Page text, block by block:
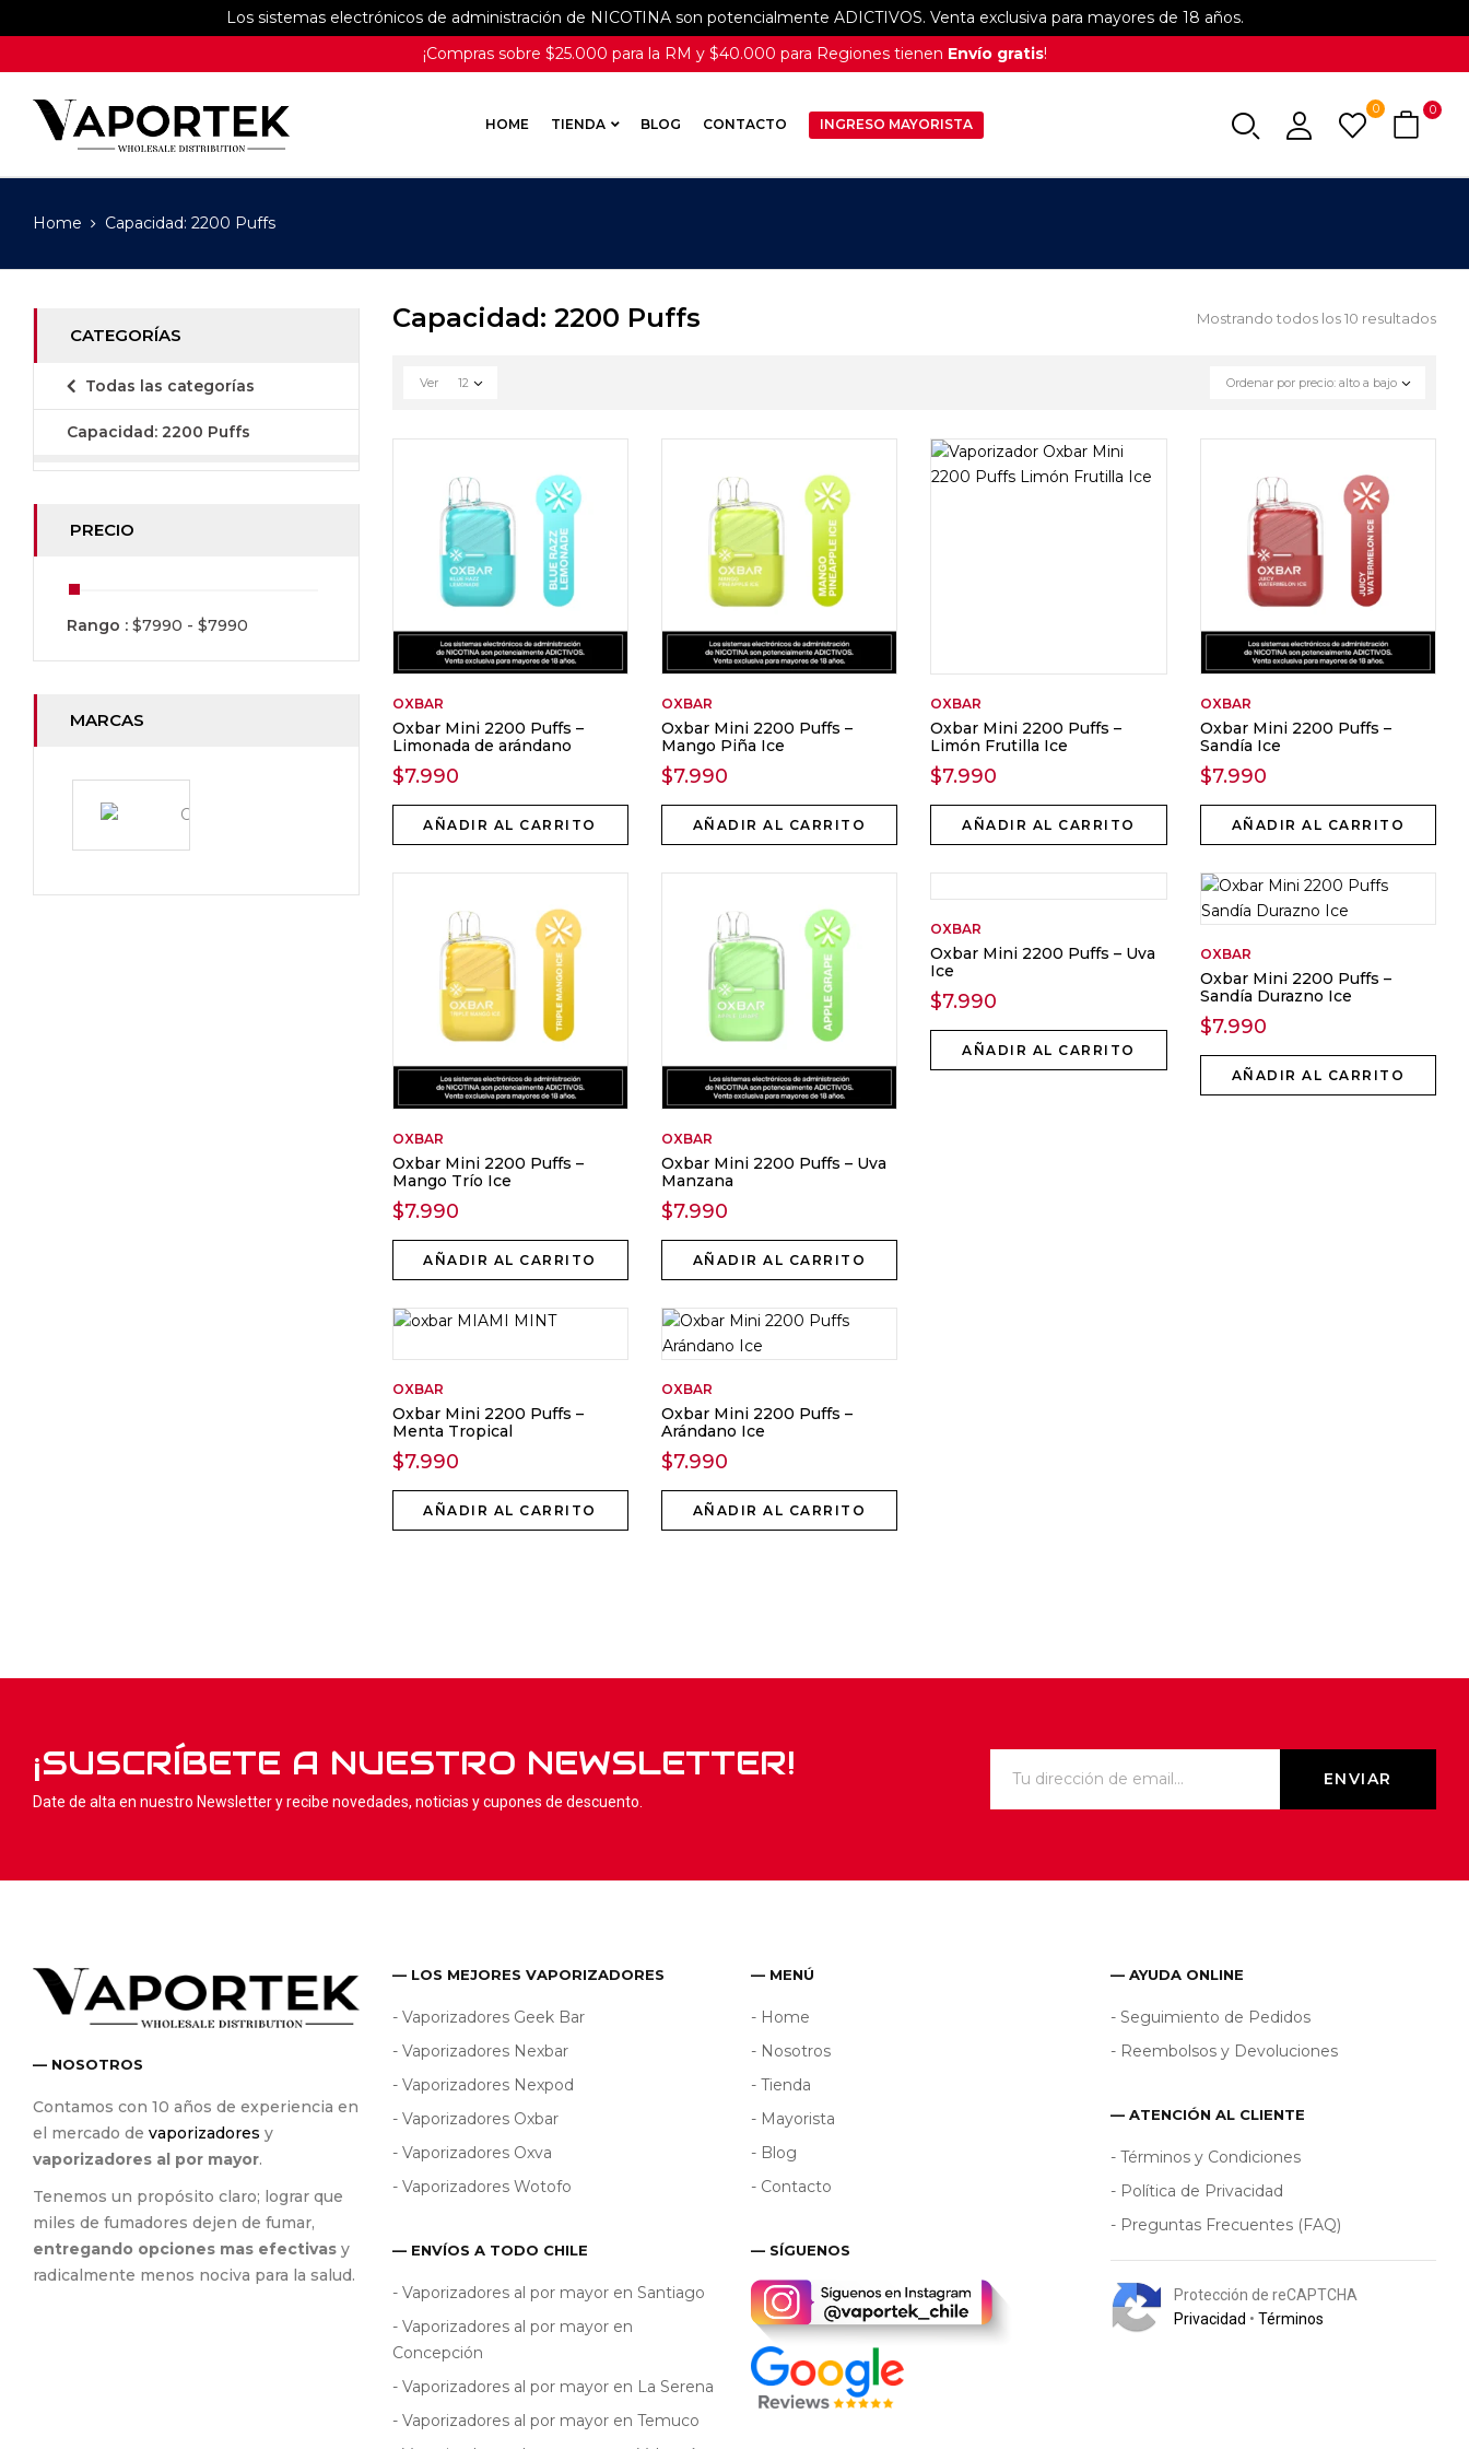
Los sistemas electrónicos de administración de NICOTINA son potencialmente ADICTIVOS. Venta exclusiva para mayores de 18 años.
¡Compras sobre $25.000 para la RM y $40.000 para Regiones tienen Envío gratis!
HOME TIENDA BLOG CONTACTO INGRESO MAYORISTA
0 0
Home Capacidad: 2200 Puffs
CATEGORÍAS
Todas las categorías
Capacidad: 2200 Puffs
PRECIO
Rango : $7990 - $7990
MARCAS
Capacidad: 2200 Puffs Mostrando todos los 10 resultados
Ordenar por precio: alto a bajo
Ver 12
OXBAR
Oxbar Mini 2200 Puffs –
Limonada de arándano
$7.990
AÑADIR AL CARRITO
OXBAR
Oxbar Mini 2200 Puffs –
Mango Piña Ice
$7.990
AÑADIR AL CARRITO
OXBAR
Oxbar Mini 2200 Puffs –
Limón Frutilla Ice
$7.990
AÑADIR AL CARRITO
OXBAR
Oxbar Mini 2200 Puffs –
Sandía Ice
$7.990
AÑADIR AL CARRITO
OXBAR
Oxbar Mini 2200 Puffs –
Mango Trío Ice
$7.990
AÑADIR AL CARRITO
OXBAR
Oxbar Mini 2200 Puffs – Uva
Manzana
$7.990
AÑADIR AL CARRITO
OXBAR
Oxbar Mini 2200 Puffs – Uva
Ice
$7.990
AÑADIR AL CARRITO
OXBAR
Oxbar Mini 2200 Puffs –
Sandía Durazno Ice
$7.990
AÑADIR AL CARRITO
OXBAR
Oxbar Mini 2200 Puffs –
Menta Tropical
$7.990
AÑADIR AL CARRITO
OXBAR
Oxbar Mini 2200 Puffs –
Arándano Ice
$7.990
AÑADIR AL CARRITO
¡SUSCRÍBETE A NUESTRO NEWSLETTER!
Date de alta en nuestro Newsletter y recibe novedades, noticias y cupones de descuento.
— NOSOTROS
Contamos con 10 años de experiencia en
el mercado de vaporizadores y
vaporizadores al por mayor.
Tenemos un propósito claro; lograr que
miles de fumadores dejen de fumar,
entregando opciones mas efectivas y
radicalmente menos nociva para la salud.
— LOS MEJORES VAPORIZADORES
- Vaporizadores Geek Bar
- Vaporizadores Nexbar
- Vaporizadores Nexpod
- Vaporizadores Oxbar
- Vaporizadores Oxva
- Vaporizadores Wotofo
— ENVÍOS A TODO CHILE
- Vaporizadores al por mayor en Santiago
- Vaporizadores al por mayor en
Concepción
- Vaporizadores al por mayor en La Serena
- Vaporizadores al por mayor en Temuco
— MENÚ
- Home
- Nosotros
- Tienda
- Mayorista
- Blog
- Contacto
— SÍGUENOS
— AYUDA ONLINE
- Seguimiento de Pedidos
- Reembolsos y Devoluciones
— ATENCIÓN AL CLIENTE
- Términos y Condiciones
- Política de Privacidad
- Preguntas Frecuentes (FAQ)
Protección de reCAPTCHA
Privacidad • Términos